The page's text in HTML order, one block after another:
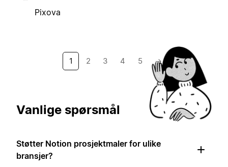
Pixova
1 2 3 4 5 →
Vanlige spørsmål
Støtter Notion prosjektmaler for ulike
bransjer?